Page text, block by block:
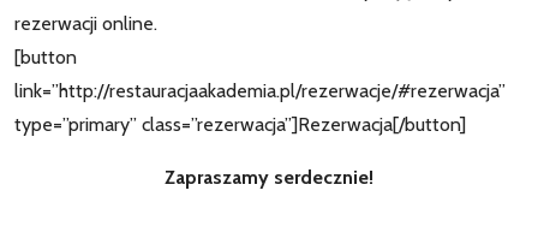
rezerwacji online.
[button
link=”http://restauracjaakademia.pl/rezerwacje/#rezerwacja”
type=”primary” class=”rezerwacja”]Rezerwacja[/button]
Zapraszamy serdecznie!